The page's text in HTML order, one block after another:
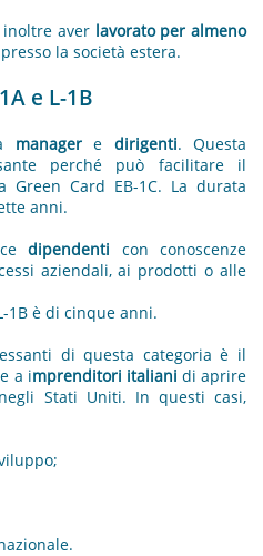
aver lavorato per almeno
la società estera.
e L-1B
managere dirigenti. Questa
perché può facilitare il
Green Card EB-1C. La durata
anni.
dipendenti con conoscenze
aziendali, ai prodotti o alle
1B è di cinque anni.
di questa categoria è il
a imprenditori italiani di aprire
Stati Uniti. In questi casi,